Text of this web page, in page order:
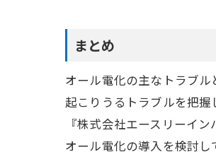
まとめ
オール電化の主なトラブ
起こりうるトラブルを把握
『株式会社エースリーイ
オール電化の導入を検討し